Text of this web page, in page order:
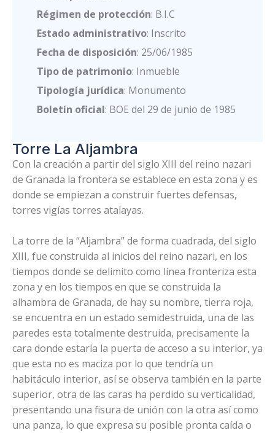
Régimen de protección: B.I.C
Estado administrativo: Inscrito
Fecha de disposición: 25/06/1985
Tipo de patrimonio: Inmueble
Tipología jurídica: Monumento
Boletín oficial: BOE del 29 de junio de 1985
Torre La Aljambra
Con la creación a partir del siglo XIII del reino nazari
de Granada la frontera se establece en esta zona y es
donde se empiezan a construir fuertes defensas,
torres vigías torres atalayas.
La torre de la “Aljambra” de forma cuadrada, del siglo
XIII, fue construida al inicios del reino nazari, en los
tiempos donde se delimito como línea fronteriza esta
zona y en los tiempos en que se construida la
alhambra de Granada, de hay su nombre, tierra roja,
se encuentra en un estado semidestruida, una de las
paredes esta totalmente destruida, precisamente la
cara donde estaría la puerta de acceso a su interior, ya
que esta no es maciza por lo que tendría un
habitáculo interior, así se observa también en la parte
superior, otra de las caras ha perdido su verticalidad,
presentando una fisura de unión con la otra así como
una panza, lo que expresa su posible pronta caída o